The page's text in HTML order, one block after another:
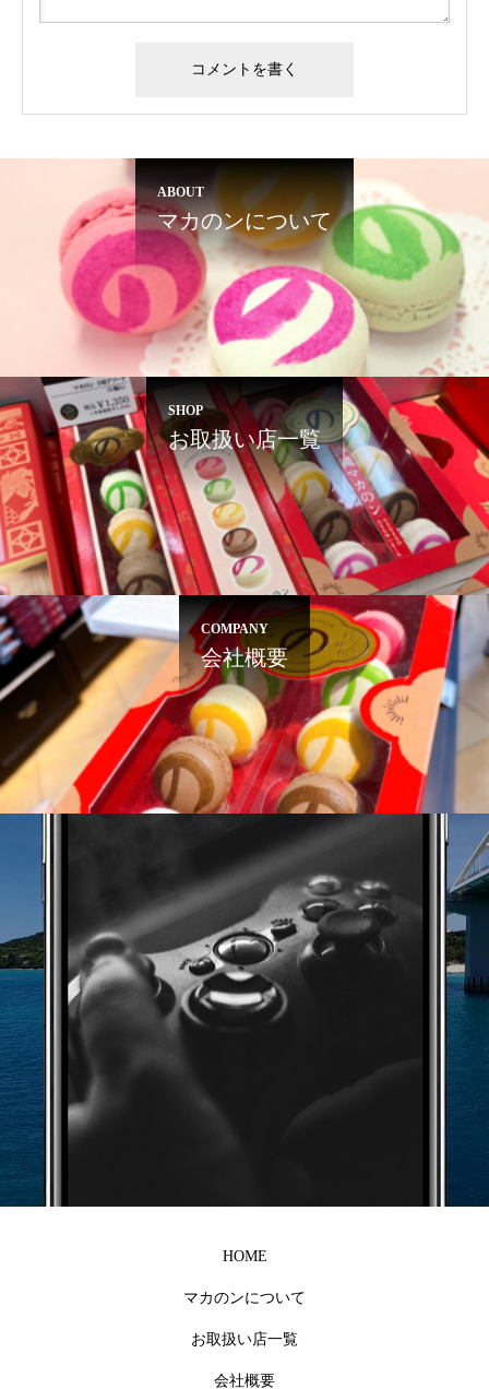
ABOUT
マカのンについて
SHOP
お取扱い店一覧
COMPANY
会社概要
HOME
マカのンについて
お取扱い店一覧
会社概要